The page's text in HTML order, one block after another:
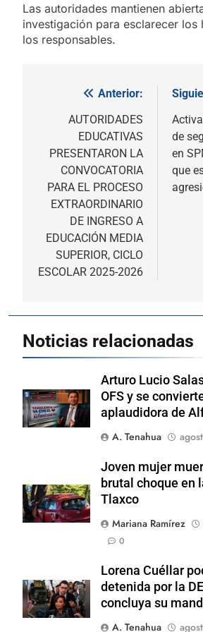
Las autoridades mantienen
investigación para esclarecer los
los responsables.
Navegación
entradas
Anterior:
AUTORIDADES
EDUCATIVAS
PRESENTARON LA
CONVOCATORIA
PARA EL PROCESO
EXTRAORDINARIO
DE INGRESO A
EDUCACIÓN MEDIA
SUPERIOR, CICLO
ESCOLAR 2025-2026
de
en
que
Noticias relacionadas
Arturo Lucio
OFS y se
aplaudidora de
A. Tenahua
Joven mujer
brutal choque en
Tlaxco
Mariana Ramírez
0
Lorena Cuéllar
detenida por la
concluya su
A. Tenahua